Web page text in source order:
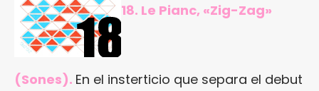
18. Le Pianc, «Zig-Zag»
(Sones). En el insterticio que separa el debut